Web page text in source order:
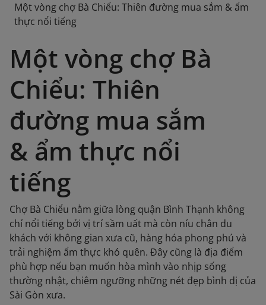
Một vòng chợ Bà Chiểu: Thiên đường mua sắm & ẩm
thực nổi tiếng
Một vòng chợ Bà
Chiểu: Thiên
đường mua sắm
& ẩm thực nổi
tiếng
Chợ Bà Chiểu nằm giữa lòng quận Bình Thạnh không
chỉ nổi tiếng bởi vị trí sầm uất mà còn níu chân du
khách với không gian xưa cũ, hàng hóa phong phú và
trải nghiệm ẩm thực khó quên. Đây cũng là địa điểm
phù hợp nếu bạn muốn hòa mình vào nhịp sống
thường nhật, chiêm ngưỡng những nét đẹp bình dị của
Sài Gòn xưa.